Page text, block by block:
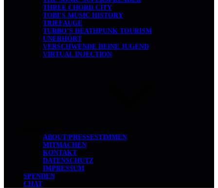
THREE CHORD CITY
TOBI’S MUSIC HISTORY
TRIEFAUGE
TURBO’S DEATHPUNK TOURISM
UNERHÖRT
VERSCHWENDE DEINE JUGEND
VIRTUAL INJECTION
ABOUT/PRESSESTIMMEN
MITMACHEN
KONTAKT
DATENSCHUTZ
IMPRESSUM
SPENDEN
CHAT